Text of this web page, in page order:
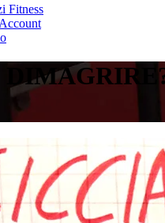
Fitness